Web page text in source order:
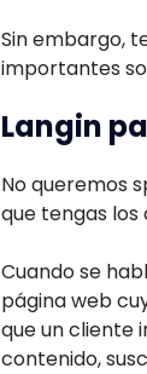
Sin embargo,
importantes
Langin
No queremos
que tengas
Cuando se
página web
que un cliente
contenido,